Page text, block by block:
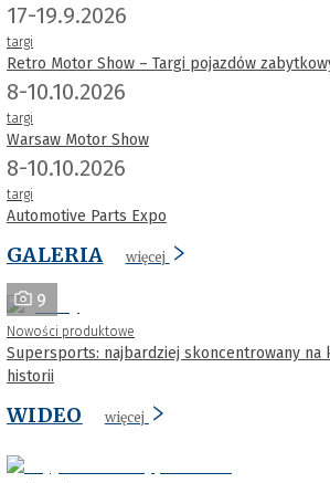
17-19.9.2026
targi
Retro Motor Show – Targi pojazdów
8-10.10.2026
targi
Warsaw Motor Show
8-10.10.2026
targi
Automotive Parts Expo
GALERIA więcej
9
Nowości produktowe
Supersports: najbardziej skoncentrowany na
historii
WIDEO więcej